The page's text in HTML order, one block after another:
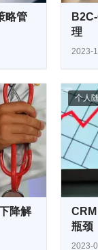
略管
理
2023-
降解
个人
瓶颈
2023-